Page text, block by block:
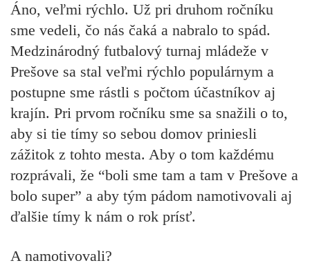
Áno, veľmi rýchlo. Už pri druhom ročníku
sme vedeli, čo nás čaká a nabralo to spád.
Medzinárodný futbalový turnaj mládeže v
Prešove sa stal veľmi rýchlo populárnym a
postupne sme rástli s počtom účastníkov aj
krajín. Pri prvom ročníku sme sa snažili o to,
aby si tie tímy so sebou domov priniesli
zážitok z tohto mesta. Aby o tom každému
rozprávali, že “boli sme tam a tam v Prešove a
bolo super” a aby tým pádom namotivovali aj
ďalšie tímy k nám o rok prísť.
A namotivovali?